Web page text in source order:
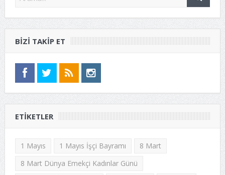
BIZI TAKIP ET
ETIKETLER
1 Mayıs 1 Mayıs İşçi Bayramı
8 Mart
8 Mart Dünya Emekçi Kadınlar Günü